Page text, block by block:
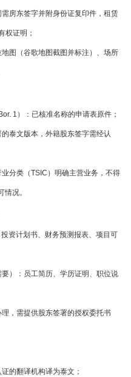
房东签字并附身份证复印件，租赁
权证明；
图（谷歌地图截图并标注）、场所
1）：已核准名称的申请表原件；
泰文版本，外籍股东签字需经认
分类（TSIC）明确主营业务，不得
况。
资计划书、财务预测报表、项目可
）：员工简历、学历证明、职位说
，需提供股东签署的授权委托书
的翻译机构译为泰文；